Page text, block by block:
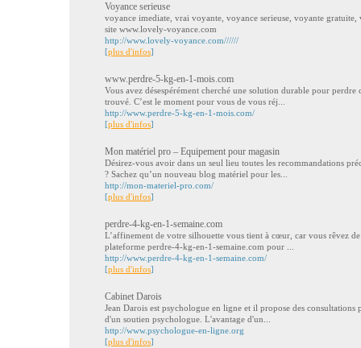
Voyance serieuse
voyance imediate, vrai voyante, voyance serieuse, voyante gratuite,
site www.lovely-voyance.com
http://www.lovely-voyance.com//////
[plus d'infos]
www.perdre-5-kg-en-1-mois.com
Vous avez désespérément cherché une solution durable pour perdre
trouvé. C’est le moment pour vous de vous réj...
http://www.perdre-5-kg-en-1-mois.com/
[plus d'infos]
Mon matériel pro – Equipement pour magasin
Désirez-vous avoir dans un seul lieu toutes les recommandations
? Sachez qu’un nouveau blog matériel pour les...
http://mon-materiel-pro.com/
[plus d'infos]
perdre-4-kg-en-1-semaine.com
L’affinement de votre silhouette vous tient à cœur, car vous rêvez
plateforme perdre-4-kg-en-1-semaine.com pour ...
http://www.perdre-4-kg-en-1-semaine.com/
[plus d'infos]
Cabinet Darois
Jean Darois est psychologue en ligne et il propose des
d'un soutien psychologue. L'avantage d'un...
http://www.psychologue-en-ligne.org
[plus d'infos]